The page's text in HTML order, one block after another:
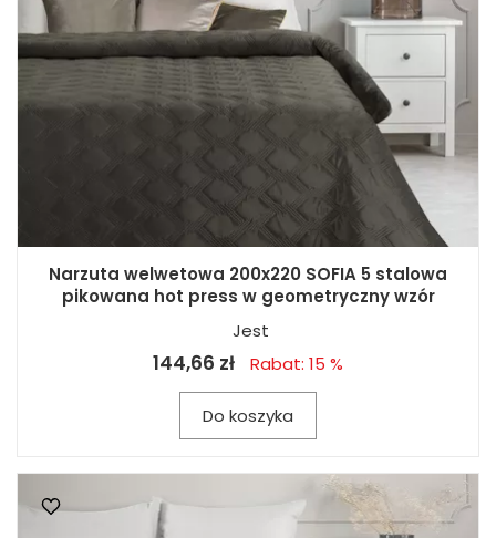
Narzuta welwetowa 200x220 SOFIA 5 stalowa
pikowana hot press w geometryczny wzór
Jest
144,66 zł Rabat: 15 %
Do koszyka